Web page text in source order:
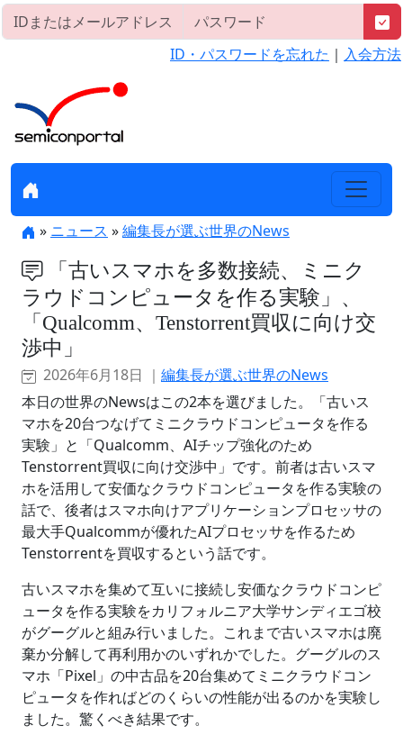
ID・パスワードを忘れた ｜ 入会方法
» ニュース »編集長が選ぶ世界のNews
「古いスマホを多数接続、ミニク
ラウドコンピュータを作る実験」、
「Qualcomm、Tenstorrent買収に向け交
渉中」
2026年6月18日 ｜ 編集長が選ぶ世界のNews
本日の世界のNewsはこの2本を選びました。「古いス
マホを20台つなげてミニクラウドコンピュータを作る
実験」と「Qualcomm、AIチップ強化のため
Tenstorrent買収に向け交渉中」です。前者は古いスマ
ホを活用して安価なクラウドコンピュータを作る実験の
話で、後者はスマホ向けアプリケーションプロセッサの
最大手Qualcommが優れたAIプロセッサを作るため
Tenstorrentを買収するという話です。
古いスマホを集めて互いに接続し安価なクラウドコンピ
ュータを作る実験をカリフォルニア大学サンディエゴ校
がグーグルと組み行いました。これまで古いスマホは廃
棄か分解して再利用かのいずれかでした。グーグルのス
マホ「Pixel」の中古品を20台集めてミニクラウドコン
ピュータを作ればどのくらいの性能が出るのかを実験し
ました。驚くべき結果です。